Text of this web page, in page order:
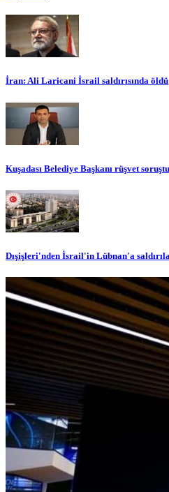
İran: Ali Laricani İsrail saldırısında öldü
Kuşadası Belediye Başkanı rüşvet
Dışişleri'nden İsrail'in Lübnan'a